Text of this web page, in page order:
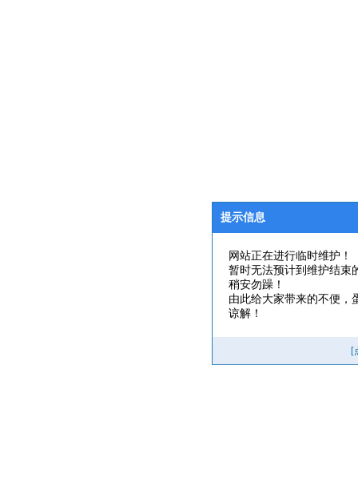
提示信息
网站正在进行临时维护！
暂时无法预计到维护结束
稍安勿躁！
由此给大家带来的不便，
谅解！
[